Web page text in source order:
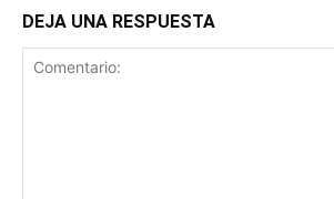
DEJA UNA RESPUESTA